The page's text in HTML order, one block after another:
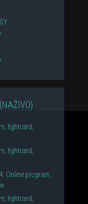
fightcard,
fightcard,
Online program,
fightcard,